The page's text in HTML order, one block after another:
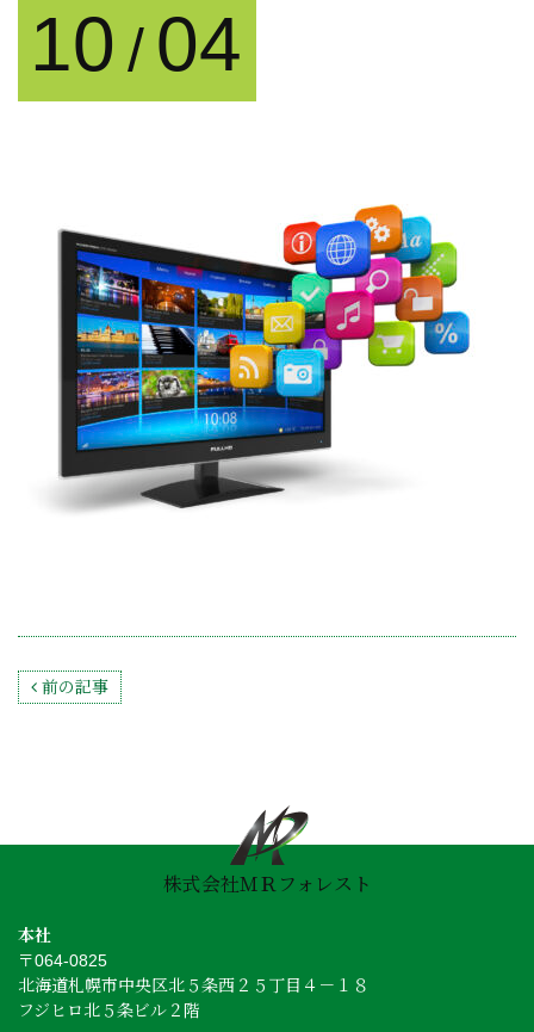
10 / 04
Post navigation
前の記事
株式会社ＭＲフォレスト
本社
〒064-0825
北海道札幌市中央区北５条西２５丁目４－１８
フジヒロ北５条ビル２階